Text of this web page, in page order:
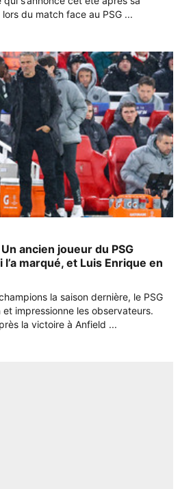
du match face au PSG ...
ancien joueur du PSG
marqué, et Luis Enrique en
la saison dernière, le PSG
impressionne les observateurs.
la victoire à Anfield ...